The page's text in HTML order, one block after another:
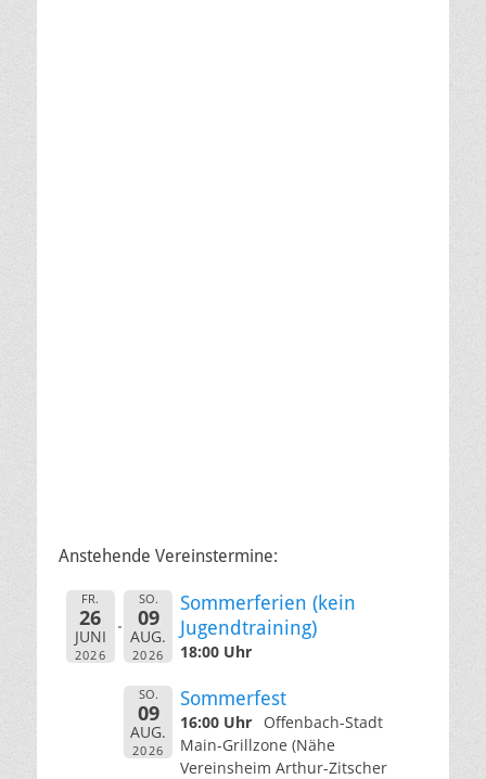
Anstehende Vereinstermine:
FR.
26
JUNI
2026
SO.
09
AUG.
2026
Sommerferien (kein
Jugendtraining)
18:00 Uhr
SO.
09
AUG.
2026
Sommerfest
16:00 Uhr
Offenbach-Stadt
Main-Grillzone (Nähe
Vereinsheim Arthur-Zitscher